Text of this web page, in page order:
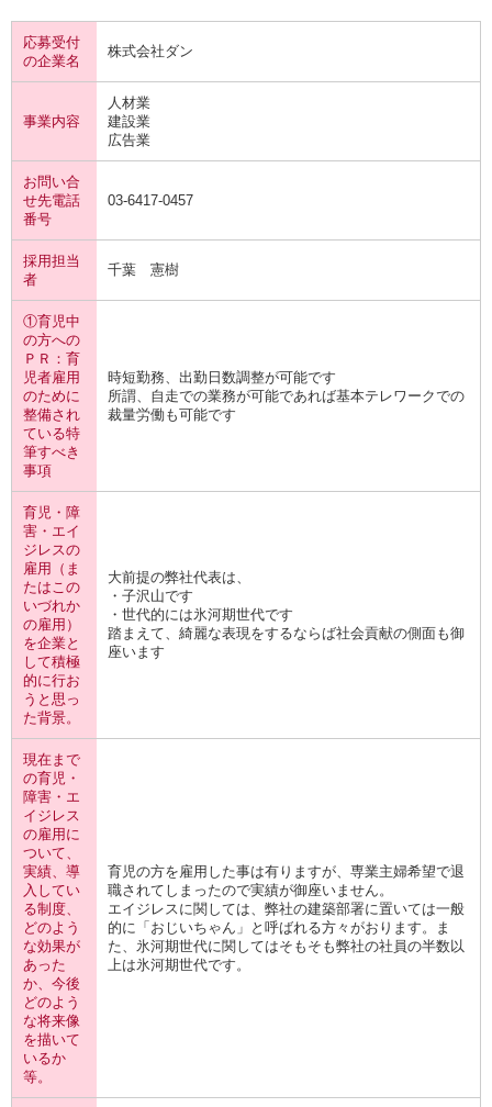
応募受付
の企業名
株式会社ダン
事業内容
人材業
建設業
広告業
お問い合
せ先電話
番号
03-6417-0457
採用担当
者
千葉 憲樹
①育児中
の方への
ＰＲ：育
児者雇用
のために
整備され
ている特
筆すべき
事項
時短勤務、出勤日数調整が可能です
所謂、自走での業務が可能であれば基本テレワークでの
裁量労働も可能です
育児・障
害・エイ
ジレスの
雇用（ま
たはこの
いづれか
の雇用）
を企業と
して積極
的に行お
うと思っ
た背景。
大前提の弊社代表は、
・子沢山です
・世代的には氷河期世代です
踏まえて、綺麗な表現をするならば社会貢献の側面も御
座います
現在まで
の育児・
障害・エ
イジレス
の雇用に
ついて、
実績、導
入してい
る制度、
どのよう
な効果が
あった
か、今後
どのよう
な将来像
を描いて
いるか
等。
育児の方を雇用した事は有りますが、専業主婦希望で退
職されてしまったので実績が御座いません。
エイジレスに関しては、弊社の建築部署に置いては一般
的に「おじいちゃん」と呼ばれる方々がおります。ま
た、氷河期世代に関してはそもそも弊社の社員の半数以
上は氷河期世代です。